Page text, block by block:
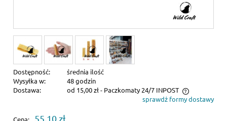
Dostępność:
średnia ilość
Wysyłka w:
48 godzin
Dostawa:
od 15,00 zł - Paczkomaty 24/7 INPOST
Cena nie zawiera ewentualnych kosztów płatnościsprawdź formy dostawy
55,10 zł